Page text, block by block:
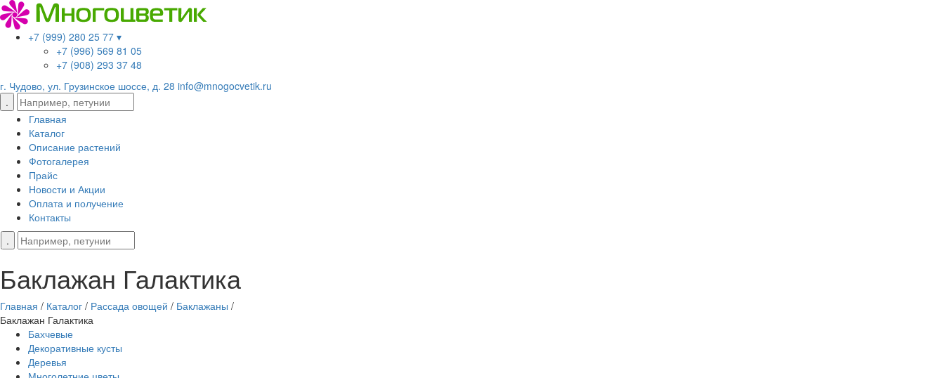
+7 (999) 280 25 77 ▾
+7 (996) 569 81 05
+7 (908) 293 37 48
г. Чудово, ул. Грузинское шоссе, д. 28 info@mnogocvetik.ru
Главная
Каталог
Описание растений
Фотогалерея
Прайс
Новости и Акции
Оплата и получение
Контакты
Баклажан Галактика
Главная / Каталог / Рассада овощей / Баклажаны /
Баклажан Галактика
Бахчевые
Декоративные кусты
Деревья